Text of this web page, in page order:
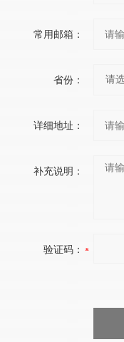
常用邮箱：
省份：
详细地址：
补充说明：
验证码：